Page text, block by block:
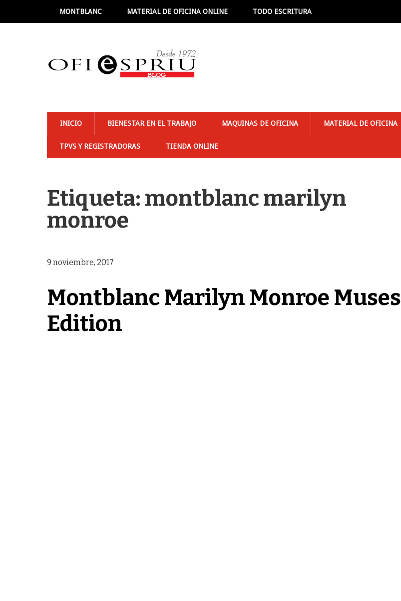
MONTBLANC MATERIAL DE OFICINA ONLINE TODO ESCRITURA
INICIO BIENESTAR EN EL TRABAJO MAQUINAS DE OFICINA MATERIAL DE OFICINA
TPVS Y REGISTRADORAS TIENDA ONLINE
Etiqueta: montblanc marilyn
monroe
9 noviembre, 2017
Montblanc Marilyn Monroe Muses
Edition